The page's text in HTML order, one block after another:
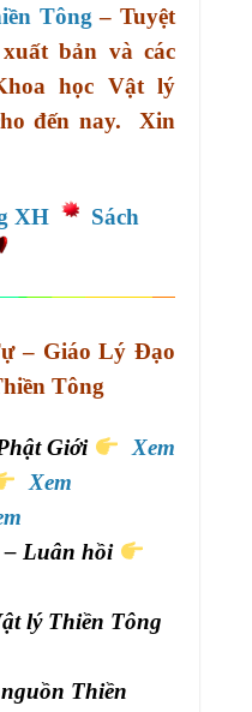
Tông – Tuyệt
bản và các
học Vật lý
đến nay. Xin
XH
Sách
– Giáo Lý Đạo
Tông
Giới
Xem
Xem
– Luân hồi
lý Thiền Tông
Thiền